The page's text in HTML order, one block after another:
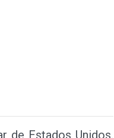
de Estados Unidos,